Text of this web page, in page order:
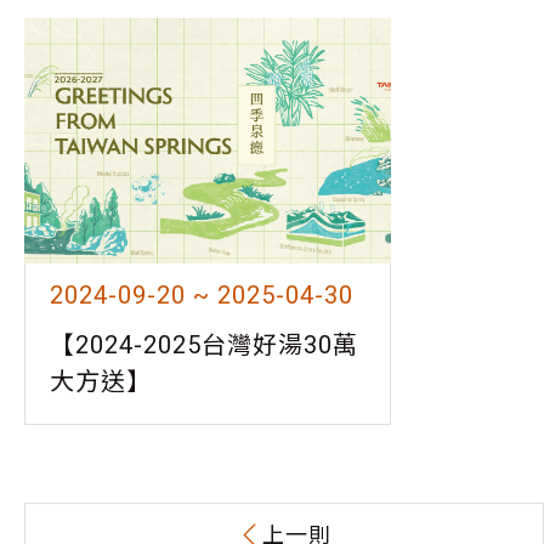
2024-09-20 ~ 2025-04-30
【2024-2025台灣好湯30萬
大方送】
上一則